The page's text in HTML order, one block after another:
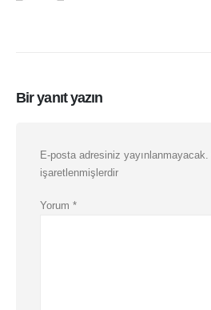
Bir yanıt yazın
E-posta adresiniz yayınlanmayacak.
işaretlenmişlerdir
Yorum *